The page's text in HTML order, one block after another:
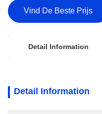
Vind De Beste Prijs
Detail Information
Detail Information